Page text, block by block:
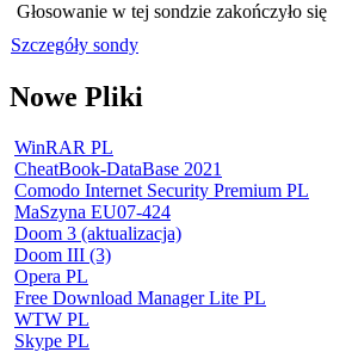
Głosowanie w tej sondzie zakończyło się
Szczegóły sondy
Nowe Pliki
WinRAR PL
CheatBook-DataBase 2021
Comodo Internet Security Premium PL
MaSzyna EU07-424
Doom 3 (aktualizacja)
Doom III (3)
Opera PL
Free Download Manager Lite PL
WTW PL
Skype PL